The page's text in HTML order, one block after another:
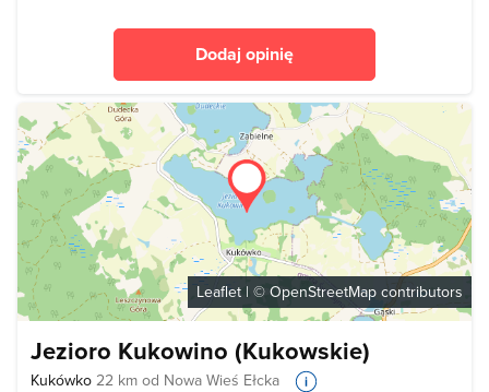
Dodaj opinię
Leaflet | © OpenStreetMap contributors
Jezioro Kukowino (Kukowskie)
Kukówko 22 km od Nowa Wieś Ełcka